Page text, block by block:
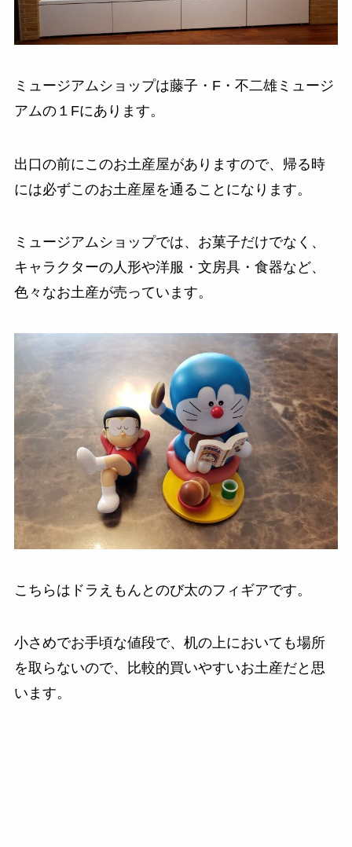
ミュージアムショップは藤子・F・不二雄ミュージ
アムの１Fにあります。
出口の前にこのお土産屋がありますので、帰る時
には必ずこのお土産屋を通ることになります。
ミュージアムショップでは、お菓子だけでなく、
キャラクターの人形や洋服・文房具・食器など、
色々なお土産が売っています。
こちらはドラえもんとのび太のフィギアです。
小さめでお手頃な値段で、机の上においても場所
を取らないので、比較的買いやすいお土産だと思
います。